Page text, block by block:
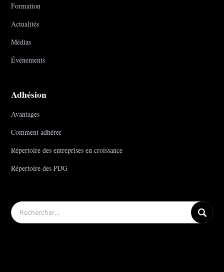
Formation
Actualités
Médias
Événements
Adhésion
Avantages
Comment adhérer
Répertoire des entreprises en croissance
Répertoire des PDG